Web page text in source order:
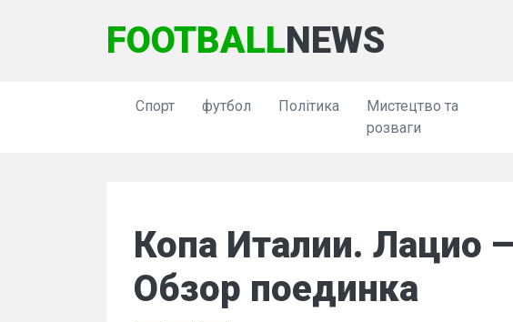
FOOTBALLNEWS
Спорт футбол Політика
Мистецтво та
розваги
Копа Италии. Лацио
Обзор поединка